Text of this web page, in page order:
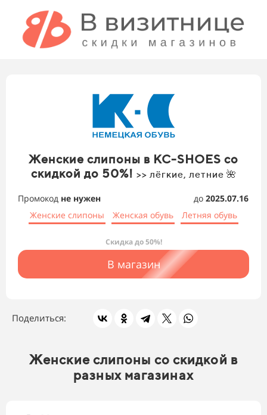
Женские слипоны в KC-SHOES со
скидкой до 50%! >> лёгкие, летние 🌺
Промокод не нужен до 2025.07.16
Женские слипоны
Женская обувь Летняя обувь
Скидка до 50%!
В магазин
Поделиться:
Женские слипоны со скидкой в
разных магазинах